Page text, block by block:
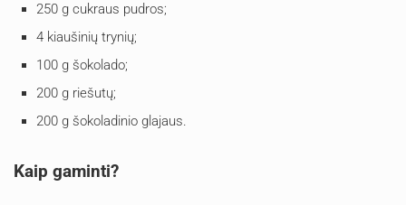
250 g cukraus pudros;
4 kiaušinių trynių;
100 g šokolado;
200 g riešutų;
200 g šokoladinio glajaus.
Kaip gaminti?